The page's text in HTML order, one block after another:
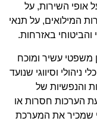
אופי השירות, על
המילואים, על תנאי
באזרחות.
משפטי עשיר ומוכח
ניהולי וסיווגי שנועד
והנפשיות של
הערכות חסרות או
שמכיר את המערכת